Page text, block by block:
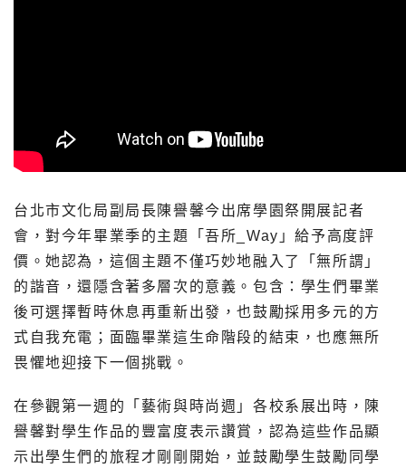
台北市文化局副局長陳譽馨今出席學園祭開展記者
會，對今年畢業季的主題「吾所_Way」給予高度評
價。她認為，這個主題不僅巧妙地融入了「無所謂」
的諧音，還隱含著多層次的意義。包含：學生們畢業
後可選擇暫時休息再重新出發，也鼓勵採用多元的方
式自我充電；面臨畢業這生命階段的結束，也應無所
畏懼地迎接下一個挑戰。
在參觀第一週的「藝術與時尚週」各校系展出時，陳
譽馨對學生作品的豐富度表示讚賞，認為這些作品顯
示出學生們的旅程才剛剛開始，並鼓勵學生鼓勵同學